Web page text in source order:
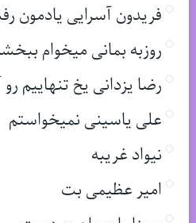
فریدون آسرایی یادمون
روزبه بمانی میخوام
رضا یزدانی یخ تنهاییم
علی یاسینی نمیخواستم
نیواد غریبه
امیر عظیمی بت